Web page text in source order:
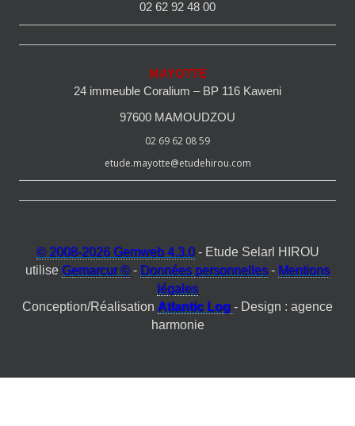
02 62 92 48 00
MAYOTTE
24 immeuble Coralium – BP 116 Kaweni
97600 MAMOUDZOU
02 69 62 08 59
etude.mayotte@etudehirou.com
© 2008-2026 Gemweb 4.3.0- Etude Selarl HIROU
utilise Gemarcur © - Données personnelles - Mentions
légales
Conception/Réalisation Atlantic Log - Design : agence
harmonie